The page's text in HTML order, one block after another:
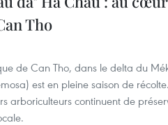
Tho
de Can Tho, dans le delta du
est en pleine saison de
arboriculteurs continuent de